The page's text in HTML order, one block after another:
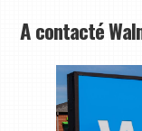
A contacté